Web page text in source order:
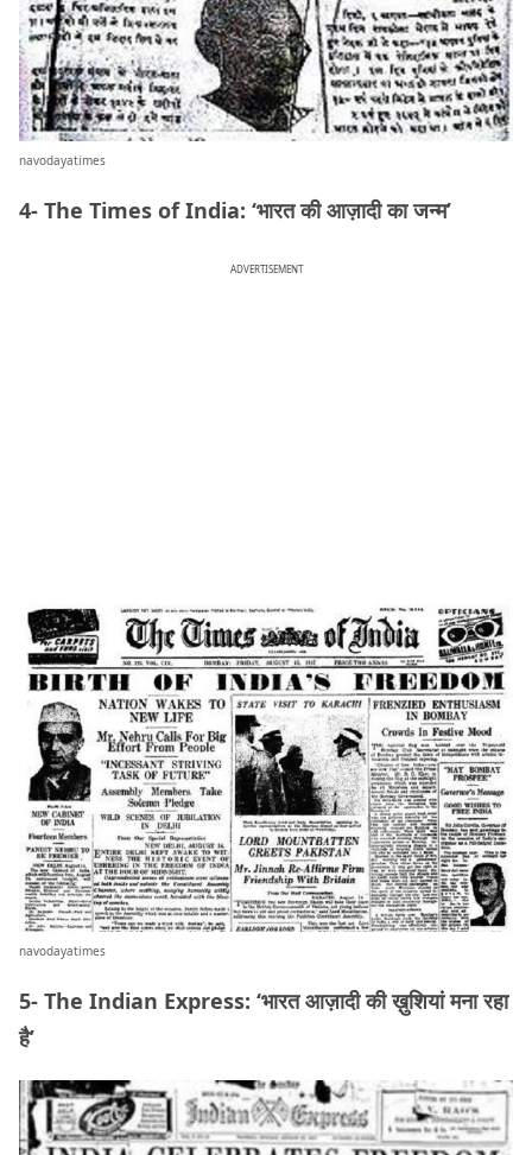
navodayatimes
4- The Times of India: ‘भारत की आज़ादी का जन्म’
ADVERTISEMENT
navodayatimes
5- The Indian Express: ‘भारत आज़ादी की ख़ुशियां मना रहा
है’